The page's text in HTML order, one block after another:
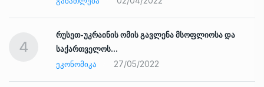
4
რუსეთ-უკრაინის ომის გავლენა მსოფლიოსა და
საქართველოს…
ᲔᲙᲝᲜᲝᲛᲘᲙᲐ
27/05/2022